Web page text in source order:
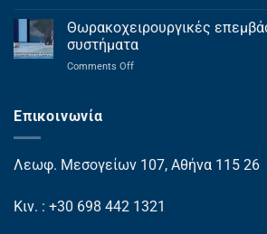
θωρακοχειρουργική
πλεονεκτήματα
Θωρακοχειρουργικές
συστήματα
Comments Offon
Επικοινωνία
Λεωφ. Μεσογείων 107, Αθήνα 115 26
Κιν. : +30 698 442 1321